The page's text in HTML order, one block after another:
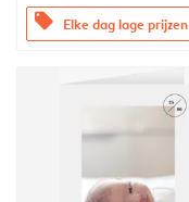
offers Elke dag lage prijzen